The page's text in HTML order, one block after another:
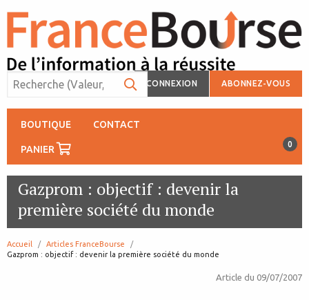
CONNEXION ABONNEZ-VOUS
BOUTIQUE CONTACT
PANIER 0
Gazprom : objectif : devenir la
première société du monde
Accueil
Articles FranceBourse
page:
Gazprom : objectif : devenir la première société du monde
Article du 09/07/2007